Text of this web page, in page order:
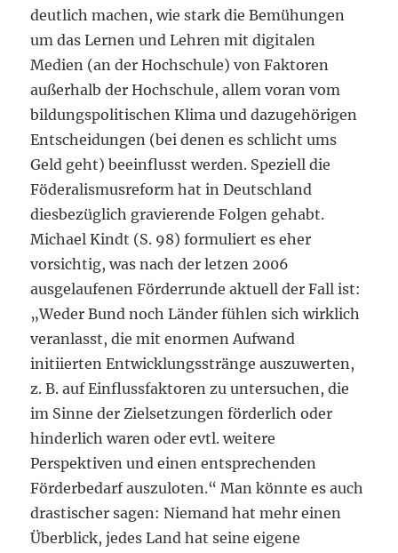
deutlich machen, wie stark die Bemühungen
um das Lernen und Lehren mit digitalen
Medien (an der Hochschule) von Faktoren
außerhalb der Hochschule, allem voran vom
bildungspolitischen Klima und dazugehörigen
Entscheidungen (bei denen es schlicht ums
Geld geht) beeinflusst werden. Speziell die
Föderalismusreform hat in Deutschland
diesbezüglich gravierende Folgen gehabt.
Michael Kindt (S. 98) formuliert es eher
vorsichtig, was nach der letzen 2006
ausgelaufenen Förderrunde aktuell der Fall ist:
„Weder Bund noch Länder fühlen sich wirklich
veranlasst, die mit enormen Aufwand
initiierten Entwicklungsstränge auszuwerten,
z. B. auf Einflussfaktoren zu untersuchen, die
im Sinne der Zielsetzungen förderlich oder
hinderlich waren oder evtl. weitere
Perspektiven und einen entsprechenden
Förderbedarf auszuloten.“ Man könnte es auch
drastischer sagen: Niemand hat mehr einen
Überblick, jedes Land hat seine eigene